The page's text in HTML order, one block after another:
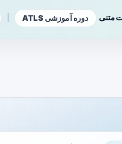
متنی دوره آموزشی ATLS